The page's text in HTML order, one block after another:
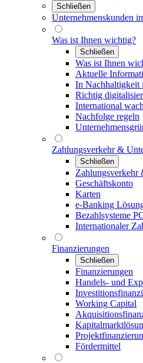
Schließen
Unternehmenskunden
Was ist Ihnen wichtig?
Schließen
Was ist Ihnen
Aktuelle
In Nachhaltigkeit
Richtig
International
Nachfolge regeln
Zahlungsverkehr &
Schließen
Zahlungsverkehr
Geschäftskonto
Karten
e-Banking
Bezahlsysteme
Internationaler
Finanzierungen
Schließen
Finanzierungen
Handels- und
Working Capital
Fördermittel